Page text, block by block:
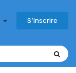
S’inscrire